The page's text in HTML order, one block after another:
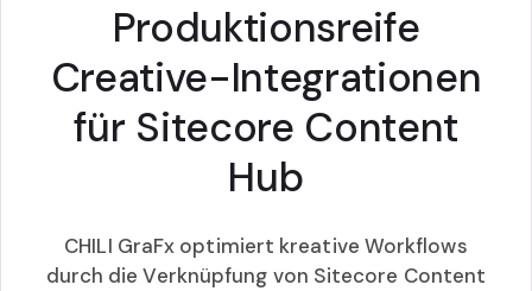
Produktionsreife
Creative-Integrationen
für Sitecore Content
Hub
CHILI GraFx optimiert kreative Workflows
durch die Verknüpfung von Sitecore Content